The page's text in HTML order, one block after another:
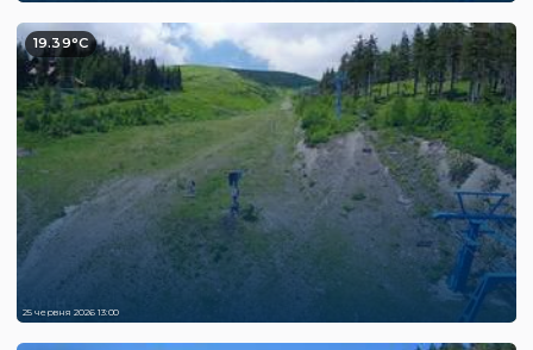
19.39°C
25 червня 2026 13:00